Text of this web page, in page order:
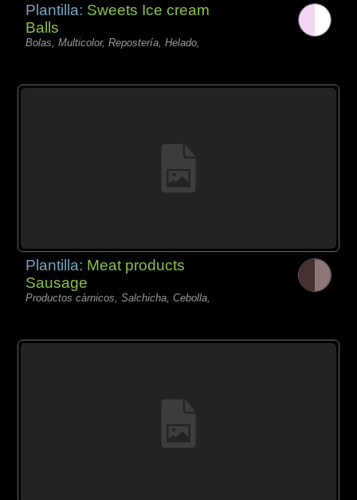
Plantilla: Sweets Ice cream
Balls
Bolas, Multicolor, Repostería, Helado,
Plantilla: Meat products
Sausage
Productos càrnicos, Salchicha, Cebolla,